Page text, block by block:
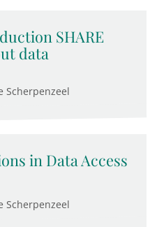
SHARE
data
Scherpenzeel
in Data Access
Scherpenzeel